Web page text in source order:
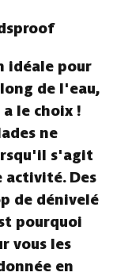
idéale pour
de l'eau,
le choix !
ne
s'agit
Des
de dénivelé
pourquoi
vous les
en